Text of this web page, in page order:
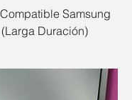
Samsung
(Larga Duración)